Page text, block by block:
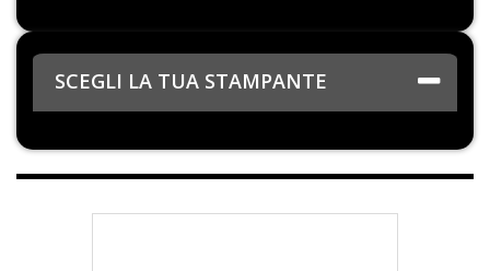
SCEGLI LA TUA STAMPANTE